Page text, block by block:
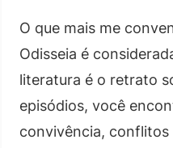
O que mais me
Odisseia é
literatura é o retrato
episódios, você
convivência, conflitos